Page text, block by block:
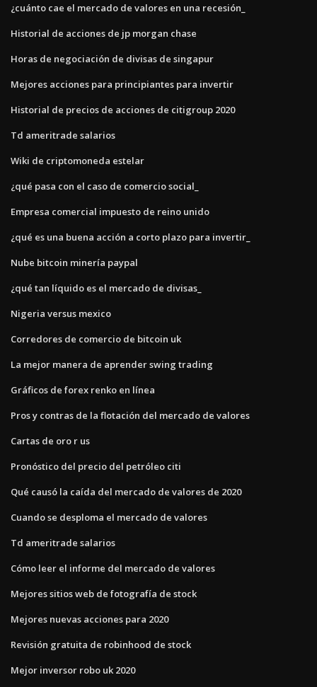
¿cuánto cae el mercado de valores en una recesión_
Historial de acciones de jp morgan chase
Horas de negociación de divisas de singapur
Mejores acciones para principiantes para invertir
Historial de precios de acciones de citigroup 2020
Td ameritrade salarios
Wiki de criptomoneda estelar
¿qué pasa con el caso de comercio social_
Empresa comercial impuesto de reino unido
¿qué es una buena acción a corto plazo para invertir_
Nube bitcoin minería paypal
¿qué tan líquido es el mercado de divisas_
Nigeria versus mexico
Corredores de comercio de bitcoin uk
La mejor manera de aprender swing trading
Gráficos de forex renko en línea
Pros y contras de la flotación del mercado de valores
Cartas de oro r us
Pronóstico del precio del petróleo citi
Qué causó la caída del mercado de valores de 2020
Cuando se desploma el mercado de valores
Td ameritrade salarios
Cómo leer el informe del mercado de valores
Mejores sitios web de fotografía de stock
Mejores nuevas acciones para 2020
Revisión gratuita de robinhood de stock
Mejor inversor robo uk 2020